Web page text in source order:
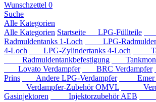
Wunschzettel 0
Suche
Alle Kategorien
Alle Kategorien Startseite LPG-Füllteile
Radmuldentanks 1-Loch
LPG-
4-Loch
LPG-Zylindertanks 4-Loch
Radmuldentankbefestigung
Lovato Verdampfer
BRC Verdampfer
Prins
Andere LPG-Verdampfer Emer
Verdampfer-Zubehör OMVL
Gasinjektoren
Injektorzubehör AEB